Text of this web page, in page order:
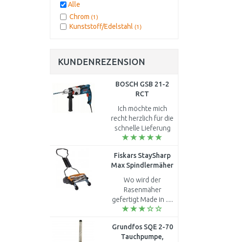
Alle
Chrom (1)
Kunststoff/Edelstahl (1)
KUNDENREZENSION
BOSCH GSB 21-2
RCT
PROFESSIONAL
Schlagbohrmaschine,
060119C700
Ich möchte mich
recht herzlich für die
schnelle Lieferung
bedanken. Hab die
Schlagbohrmaschine,
060119C700, in
Betrieb be..
Fiskars StaySharp
Max Spindlermäher
46cm (113880)
1000591
Wo wird der
Rasenmäher
gefertigt Made in .....
Grundfos SQE 2-70
Tauchpumpe,